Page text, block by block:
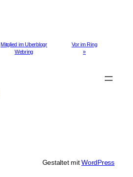
Mitglied im Uberblogr
Webring
Vor im Ring
»
Gestaltet mitWordPress